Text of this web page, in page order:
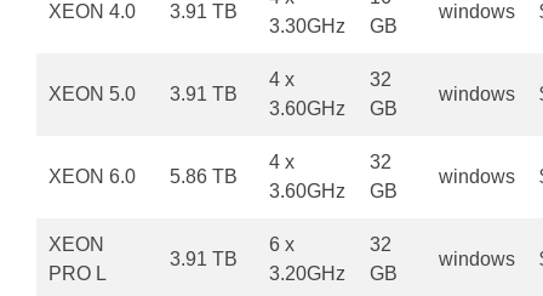
XEON 4.0 3.91 TB
3.30GHz
GB
windows
XEON 5.0 3.91 TB
4 x
3.60GHz
32
GB
windows
XEON 6.0 5.86 TB
4 x
3.60GHz
32
GB
windows
XEON
PRO L
3.91 TB
6 x
3.20GHz
32
GB
windows